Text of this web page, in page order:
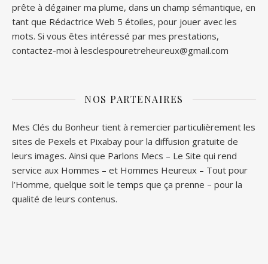
prête à dégainer ma plume, dans un champ sémantique, en
tant que Rédactrice Web 5 étoiles, pour jouer avec les
mots. Si vous êtes intéressé par mes prestations,
contactez-moi à lesclespouretreheureux@gmail.com
NOS PARTENAIRES
Mes Clés du Bonheur tient à remercier particulièrement les
sites de Pexels et Pixabay pour la diffusion gratuite de
leurs images. Ainsi que Parlons Mecs – Le Site qui rend
service aux Hommes – et Hommes Heureux – Tout pour
l’Homme, quelque soit le temps que ça prenne – pour la
qualité de leurs contenus.